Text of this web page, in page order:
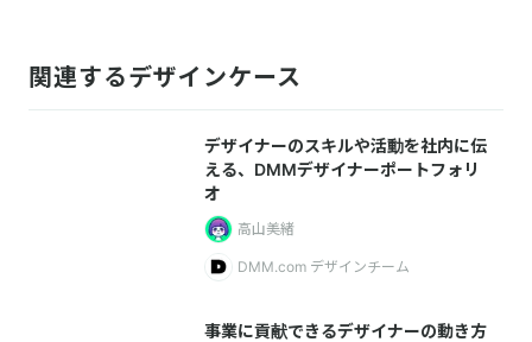
関連するデザインケース
デザイナーのスキルや活動を社内に伝
える、DMMデザイナーポートフォリ
オ
高山美緒
DMM.com デザインチーム
事業に貢献できるデザイナーの動き方